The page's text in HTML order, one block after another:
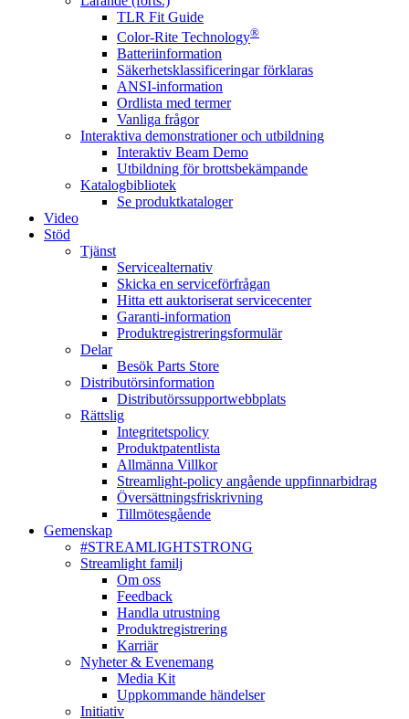
TLR Fit Guide
Color-Rite Technology®
Batteriinformation
Säkerhetsklassificeringar förklaras
ANSI-information
Ordlista med termer
Vanliga frågor
Interaktiva demonstrationer och utbildning
Interaktiv Beam Demo
Utbildning för brottsbekämpande
Katalogbibliotek
Se produktkataloger
Video
Stöd
Tjänst
Servicealternativ
Skicka en serviceförfrågan
Hitta ett auktoriserat servicecenter
Garanti-information
Produktregistreringsformulär
Delar
Besök Parts Store
Distributörsinformation
Distributörssupportwebbplats
Rättslig
Integritetspolicy
Produktpatentlista
Allmänna Villkor
Streamlight-policy angående uppfinnarbidrag
Översättningsfriskrivning
Tillmötesgående
Gemenskap
#STREAMLIGHTSTRONG
Streamlight familj
Om oss
Feedback
Handla utrustning
Produktregistrering
Karriär
Nyheter & Evenemang
Media Kit
Uppkommande händelser
Initiativ